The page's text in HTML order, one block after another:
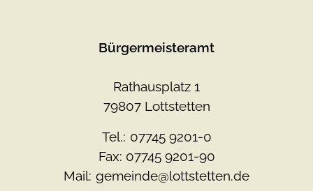
Bürgermeisteramt
Rathausplatz 1
79807 Lottstetten
Tel.: 07745 9201-0
Fax: 07745 9201-90
Mail: gemeinde@lottstetten.de